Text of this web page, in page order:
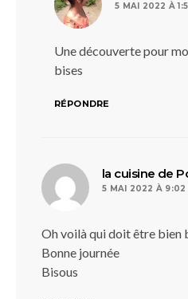
5 MAI 2022 À
Une découverte pour
bises
RÉPONDRE
la cuisine de
5 MAI 2022 À 9:02
Oh voilà qui doit être bien
Bonne journée
Bisous